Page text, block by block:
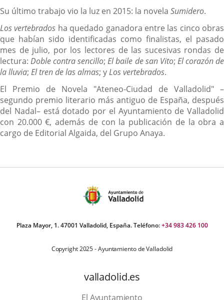
Su último trabajo vio la luz en 2015: la novela Sumidero.
Los vertebrados ha quedado ganadora entre las cinco obras
que habían sido identificadas como finalistas, el pasado
mes de julio, por los lectores de las sucesivas rondas de
lectura:Doble contra sencillo;El baile de san Vito; El corazón de
la lluvia; El tren de las almas; yLos vertebrados.
El Premio de Novela "Ateneo-Ciudad de Valladolid" –
segundo premio literario más antiguo de España, después
del Nadal– está dotado por el Ayuntamiento de Valladolid
con 20.000 €, además de con la publicación de la obra a
cargo de Editorial Algaida, del Grupo Anaya.
Plaza Mayor, 1. 47001 Valladolid, España. Teléfono:+34 983 426 100
Copyright 2025 - Ayuntamiento de Valladolid
valladolid.es
El Ayuntamiento